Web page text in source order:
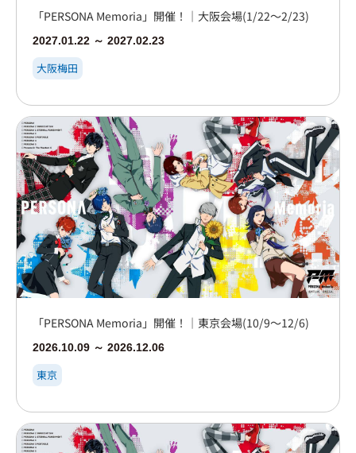
「PERSONA Memoria」開催！｜大阪会場(1/22～2/23)
2027.01.22 ～ 2027.02.23
大阪梅田
「PERSONA Memoria」開催！｜東京会場(10/9～12/6)
2026.10.09 ～ 2026.12.06
東京